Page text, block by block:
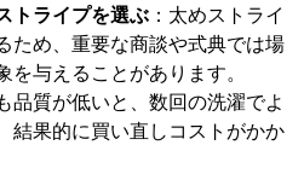
トライプを選ぶ ：太めストライ
ため、重要な商談や式典では場
与えることがあります。
品質が低いと、数回の洗濯でよ
結果的に買い直しコストがかか